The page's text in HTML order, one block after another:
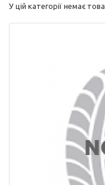
У цій категорії немає